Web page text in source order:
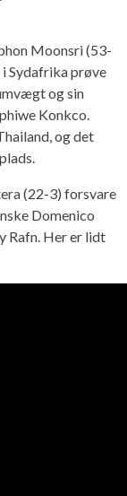
Moonsri (53-
Sydafrika prøve
og sin
Konkco.
og det
(22-3) forsvare
Domenico
Rafn. Her er lidt